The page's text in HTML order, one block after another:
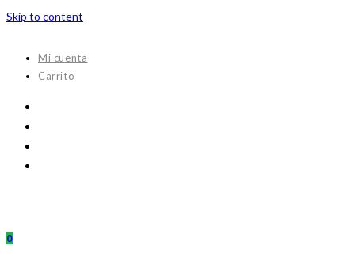
Skip to content
Mi cuenta
Carrito
0